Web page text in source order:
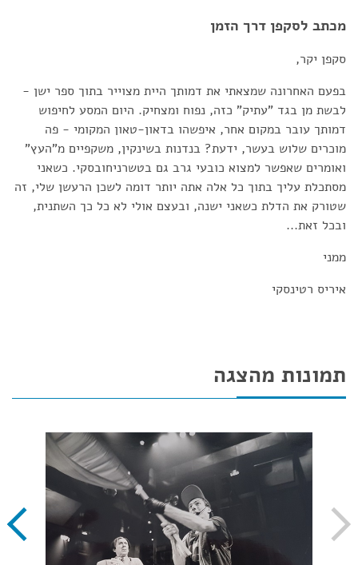
מכתב לסקפן דרך הזמן
סקפן יקר,
בפעם האחרונה שמצאתי את דמותך היית מצוייר בתוך ספר ישן -
לבשת מן בגד "עתיק" כזה, נפוח ומצחיק. היום המסע לחיפוש
דמותך עובר במקום אחר, איפשהו בדאון-טאון המקומי - פה
מוכרים שלוש בעשר, ידעת? בנדנות בשינקין, משקפיים מ"העץ"
ואומרים שאפשר למצוא כובעי גרב גם בטשרניחובסקי. כשאני
מסתכלת עליך בתוך כל אלה אתה יותר דומה לשכן הרעשן שלי, זה
שטורק את הדלת כשאני ישנה, ובעצם אולי לא כל כך השתנית,
ובכל זאת...
ממני
איריס רטינסקי
תמונות מהצגה